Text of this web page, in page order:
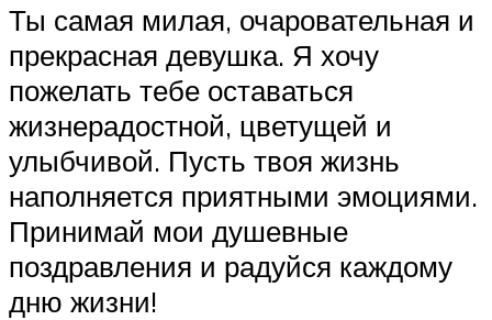
Ты самая милая, очаровательная и
прекрасная девушка. Я хочу
пожелать тебе оставаться
жизнерадостной, цветущей и
улыбчивой. Пусть твоя жизнь
наполняется приятными эмоциями.
Принимай мои душевные
поздравления и радуйся каждому
дню жизни!